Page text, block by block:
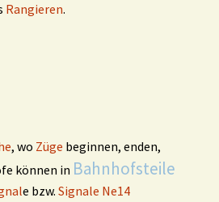
Rangieren.
, wo Züge beginnen, enden,
können in Bahnhofsteile
e bzw. Signale Ne14